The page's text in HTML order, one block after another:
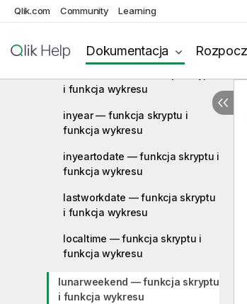
Qlik.com Community Learning
Dokumentacja
skryptu i funkcja wykresu
funkcja wykresu
i funkcja wykresu
inyear — funkcja skryptu i
funkcja wykresu
inyeartodate — funkcja skryptu i
funkcja wykresu
lastworkdate — funkcja skryptu
i funkcja wykresu
localtime — funkcja skryptu i
funkcja wykresu
lunarweekend — funkcja skryptu
i funkcja wykresu